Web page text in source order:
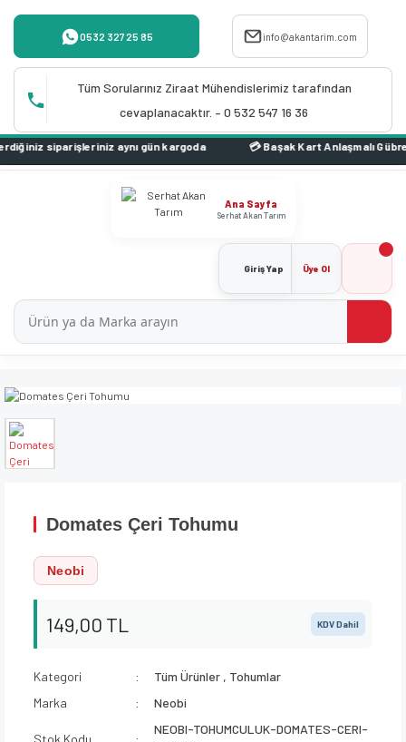
0532 327 25 85 info@akantarim.com
Tüm Sorularınız Ziraat Mühendislerimiz tarafından
cevaplanacaktır. – 0 532 547 16 36
aynı gün kargoda
Ana Sayfa
Serhat Akan Tarım
Giriş Yap Üye Ol
Domates Çeri Tohumu
Neobi
149,00 TL KDV Dahil
Kategori Tüm Ürünler , Tohumlar
Marka
Neobi
Stok Kodu
NEOBI-TOHUMCULUK-DOMATES-CERI-